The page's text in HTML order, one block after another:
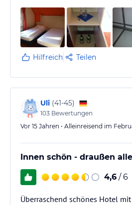
Klimaanlage sowieso, keine
nichts an netten Kleinigkeiten,
kostenfrei anbieten. Der
nervig, langwierig und laut.
nicht…Hilfreich Teilen
Uli (41-45)
103 Bewertungen
Vor 15 Jahren • Alleinreisend im
Innen schön - draußen
4,6 / 6
Überraschend schönes Hotel